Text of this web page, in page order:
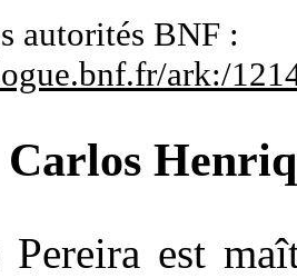
autorités BNF :
ark:/
Pereira est